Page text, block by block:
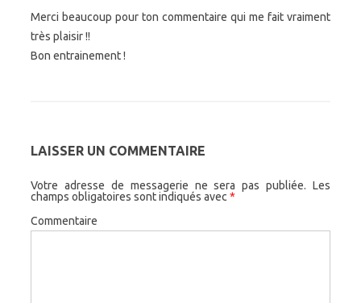
Merci beaucoup pour ton commentaire qui me fait vraiment
très plaisir !!
Bon entrainement !
LAISSER UN COMMENTAIRE
Votre adresse de messagerie ne sera pas publiée. Les
champs obligatoires sont indiqués avec *
Commentaire